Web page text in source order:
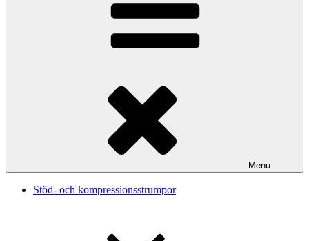
Menu
Stöd- och kompressionsstrumpor